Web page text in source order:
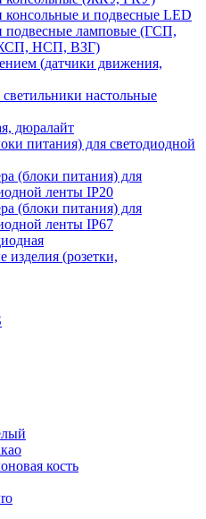
консольные и подвесные LED
подвесные ламповые (ГСП,
НСП, ВЗГ)
(датчики движения,
настольные
дюралайт
питания) для светодиодной
(блоки питания) для
ленты IP20
(блоки питания) для
ленты IP67
изделия (розетки,
кость